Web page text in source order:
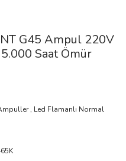
G45 Ampul 220V
Saat Ömür
, Led Flamanlı Normal